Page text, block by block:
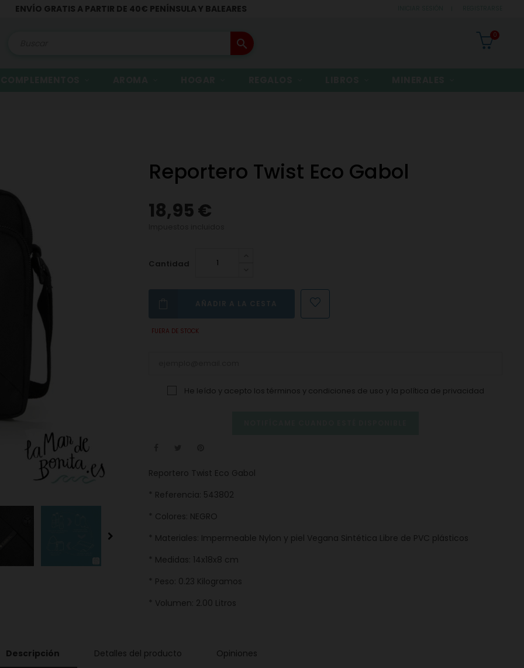
ENVÍO GRATIS A PARTIR DE 40€ PENÍNSULA Y BALEARES
search
0
Reportero Twist Eco Gabol
18,95 €
Cantidad
FUERA DE STOCK
He leído y acepto los términos y condiciones de uso y la política de privacidad
Reportero Twist Eco Gabol
* Referencia: 543802
* Colores: NEGRO
* Materiales: Impermeable Nylon y piel Vegana Sintética Libre de PVC plásticos
* Medidas: 14x18x8 cm
* Peso: 0.23 Kilogramos
* Volumen: 2.00 Litros
Descripción Detalles del producto Opiniones